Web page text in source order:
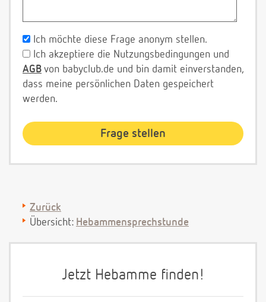
Ich möchte diese Frage anonym stellen.
Ich akzeptiere die Nutzungsbedingungen und
AGB von babyclub.de und bin damit einverstanden,
dass meine persönlichen Daten gespeichert
werden.
Zurück
Übersicht: Hebammensprechstunde
Jetzt Hebamme finden!